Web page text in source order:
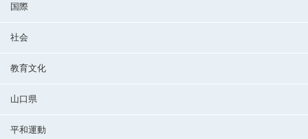
国際
社会
教育文化
山口県
平和運動